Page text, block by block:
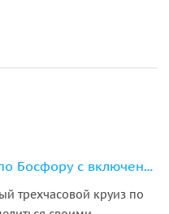
Вечерний 3-часовой круиз по Босфору с включенным ужином и трансфером
трехчасовой круиз по